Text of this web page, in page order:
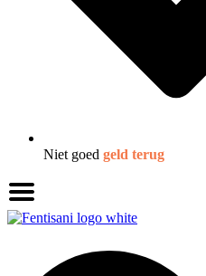
Niet goed geld terug